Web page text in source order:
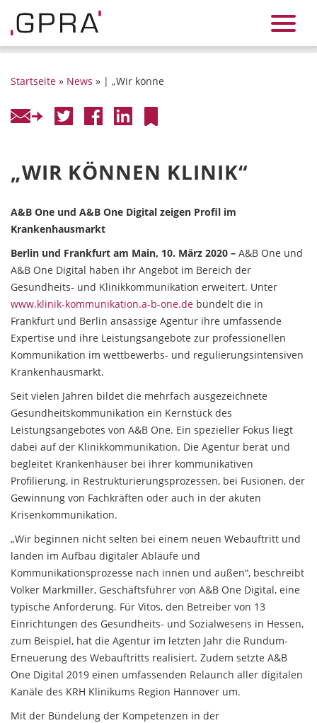
Startseite » News » | „Wir könne
„WIR KÖNNEN KLINIK“
A&B One und A&B One Digital zeigen Profil im
Krankenhausmarkt
Berlin und Frankfurt am Main, 10. März 2020 – A&B One und
A&B One Digital haben ihr Angebot im Bereich der
Gesundheits- und Klinikkommunikation erweitert. Unter
www.klinik-kommunikation.a-b-one.de bündelt die in
Frankfurt und Berlin ansässige Agentur ihre umfassende
Expertise und ihre Leistungsangebote zur professionellen
Kommunikation im wettbewerbs- und regulierungsintensiven
Krankenhausmarkt.
Seit vielen Jahren bildet die mehrfach ausgezeichnete
Gesundheitskommunikation ein Kernstück des
Leistungsangebotes von A&B One. Ein spezieller Fokus liegt
dabei auf der Klinikkommunikation. Die Agentur berät und
begleitet Krankenhäuser bei ihrer kommunikativen
Profilierung, in Restrukturierungsprozessen, bei Fusionen, der
Gewinnung von Fachkräften oder auch in der akuten
Krisenkommunikation.
„Wir beginnen nicht selten bei einem neuen Webauftritt und
landen im Aufbau digitaler Abläufe und
Kommunikationsprozesse nach innen und außen“, beschreibt
Volker Markmiller, Geschäftsführer von A&B One Digital, eine
typische Anforderung. Für Vitos, den Betreiber von 13
Einrichtungen des Gesundheits- und Sozialwesens in Hessen,
zum Beispiel, hat die Agentur im letzten Jahr die Rundum-
Erneuerung des Webauftritts realisiert. Zudem setzte A&B
One Digital 2019 einen umfassenden Relaunch aller digitalen
Kanäle des KRH Klinikums Region Hannover um.
Mit der Bündelung der Kompetenzen in der